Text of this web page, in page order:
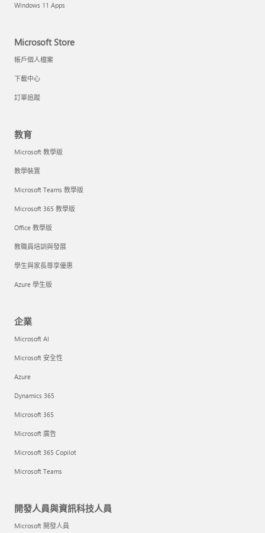
Windows 11 Apps
Microsoft Store
帳戶個人檔案
下載中心
訂單追蹤
教育
Microsoft 教學版
教學裝置
Microsoft Teams 教學版
Microsoft 365 教學版
Office 教學版
教職員培訓與發展
學生與家長尊享優惠
Azure 學生版
企業
Microsoft AI
Microsoft 安全性
Azure
Dynamics 365
Microsoft 365
Microsoft 廣告
Microsoft 365 Copilot
Microsoft Teams
開發人員與資訊科技人員
Microsoft 開發人員